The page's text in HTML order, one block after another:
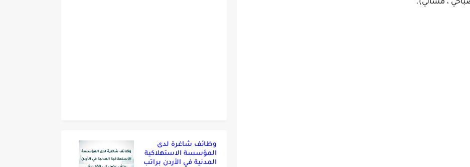
وظائف شاغرة لدى
المؤسسة الاستهلاكية
المدنية في الأردن براتب